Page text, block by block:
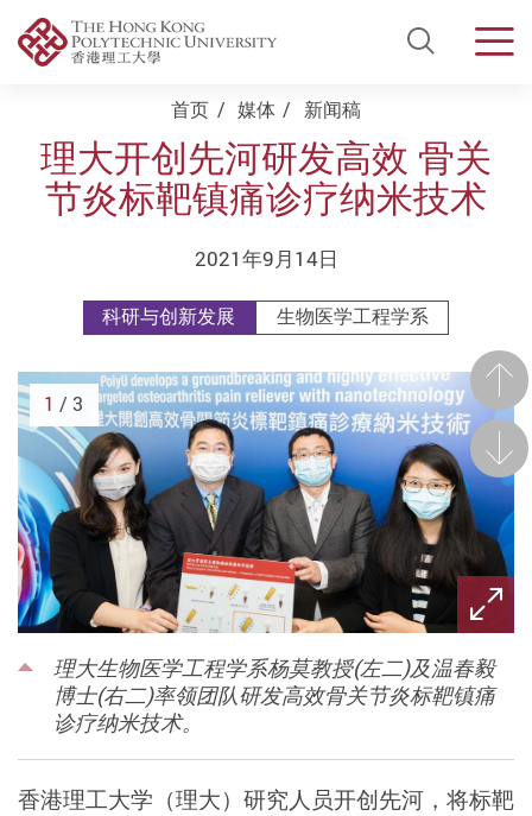
Open
Start main content首页 媒体 新闻稿
理大开创先河研发高效 骨关
节炎标靶镇痛诊疗纳米技术
2021年9月14日
科研与创新发展 生物医学工程学系
前
理大生物医学工程学系杨莫教授(左二)及温春毅
博士(右二)率领团队研发高效骨关节炎标靶镇痛
诊疗纳米技术。
后一
1 / 3
香港理工大学（理大）研究人员开创先河，将标靶